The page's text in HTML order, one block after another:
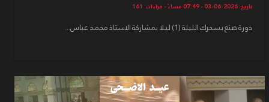
تاريخ: 2026-06-03 - 07:49 مساءً - قراءات: 161
دورة صنع بسحرك الليلة (1) ليلا بمشاركة الاستاذ محمد عباس...